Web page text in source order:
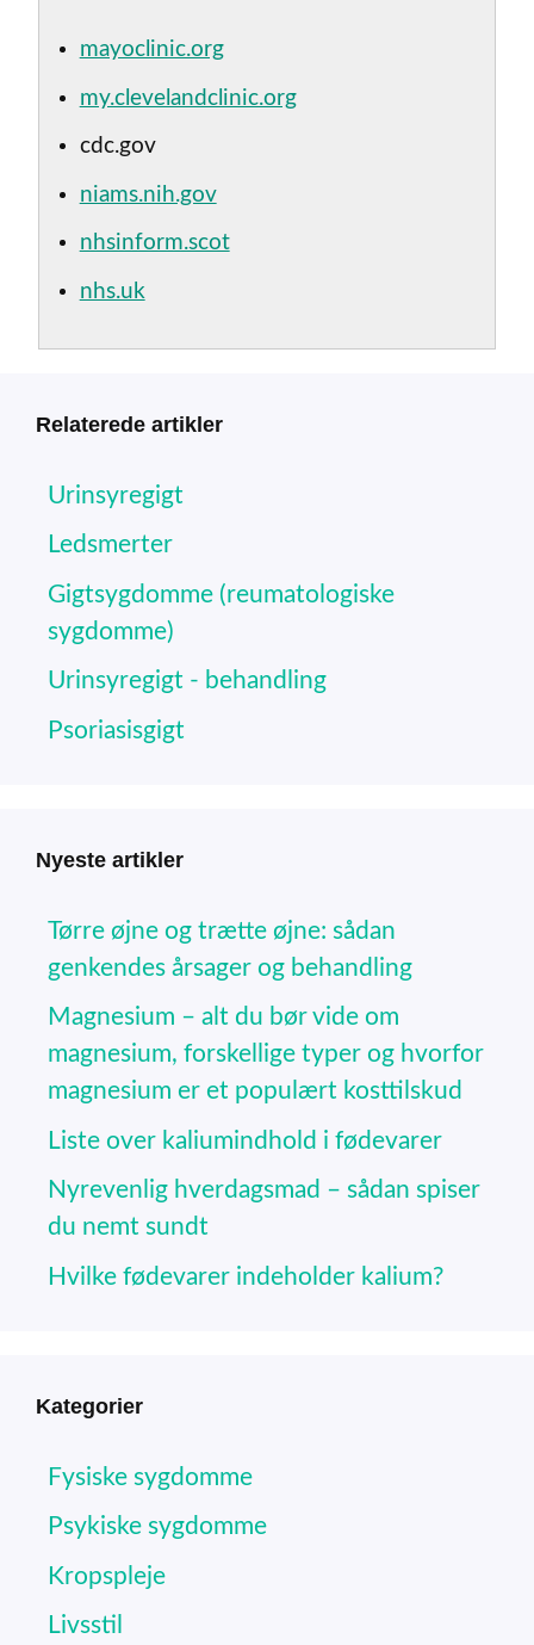
mayoclinic.org
my.clevelandclinic.org
cdc.gov
niams.nih.gov
nhsinform.scot
nhs.uk
Relaterede artikler
Urinsyregigt
Ledsmerter
Gigtsygdomme (reumatologiske
sygdomme)
Urinsyregigt - behandling
Psoriasisgigt
Nyeste artikler
Tørre øjne og trætte øjne: sådan
genkendes årsager og behandling
Magnesium – alt du bør vide om
magnesium, forskellige typer og hvorfor
magnesium er et populært kosttilskud
Liste over kaliumindhold i fødevarer
Nyrevenlig hverdagsmad – sådan spiser
du nemt sundt
Hvilke fødevarer indeholder kalium?
Kategorier
Fysiske sygdomme
Psykiske sygdomme
Kropspleje
Livsstil